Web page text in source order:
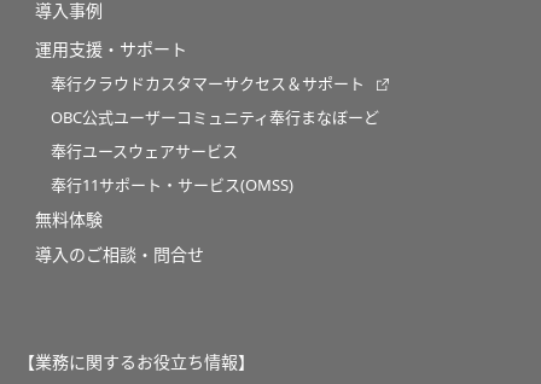
導入事例
運用支援・サポート
奉行クラウドカスタマーサクセス＆サポート
OBC公式ユーザーコミュニティ奉行まなぼーど
奉行ユースウェアサービス
奉行11サポート・サービス(OMSS)
無料体験
導入のご相談・問合せ
【業務に関するお役立ち情報】